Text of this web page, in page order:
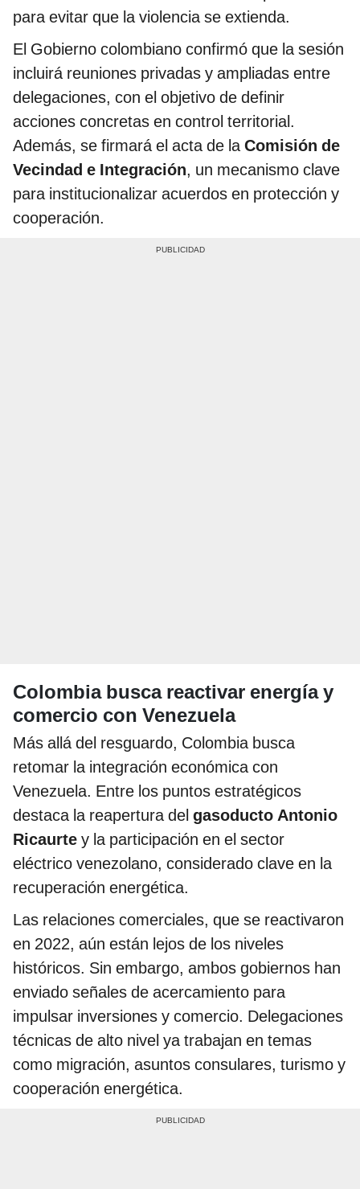
para evitar que la violencia se extienda.
El Gobierno colombiano confirmó que la sesión
incluirá reuniones privadas y ampliadas entre
delegaciones, con el objetivo de definir
acciones concretas en control territorial.
Además, se firmará el acta de laComisión de
Vecindad e Integración, un mecanismo clave
para institucionalizar acuerdos en protección y
cooperación.
Colombia busca reactivar energía y
comercio con Venezuela
Más allá del resguardo, Colombia busca
retomar la integración económica con
Venezuela. Entre los puntos estratégicos
destaca la reapertura del gasoducto Antonio
Ricaurte y la participación en el sector
eléctrico venezolano, considerado clave en la
recuperación energética.
Las relaciones comerciales, que se reactivaron
en 2022, aún están lejos de los niveles
históricos. Sin embargo, ambos gobiernos han
enviado señales de acercamiento para
impulsar inversiones y comercio. Delegaciones
técnicas de alto nivel ya trabajan en temas
como migración, asuntos consulares, turismo y
cooperación energética.